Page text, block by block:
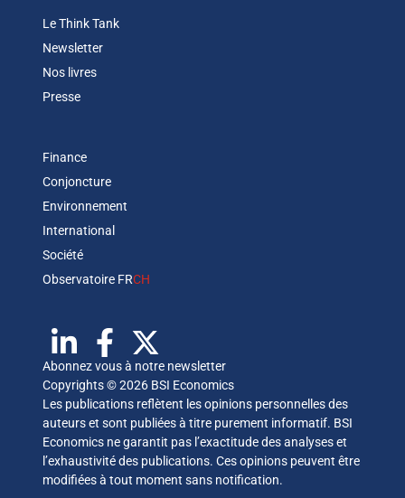
Le Think Tank
Newsletter
Nos livres
Presse
Finance
Conjoncture
Environnement
International
Société
Observatoire FRCH
Abonnez vous à notre newsletter
Copyrights © 2026 BSI Economics
Les publications reflètent les opinions personnelles des
auteurs et sont publiées à titre purement informatif. BSI
Economics ne garantit pas l’exactitude des analyses et
l’exhaustivité des publications. Ces opinions peuvent être
modifiées à tout moment sans notification.